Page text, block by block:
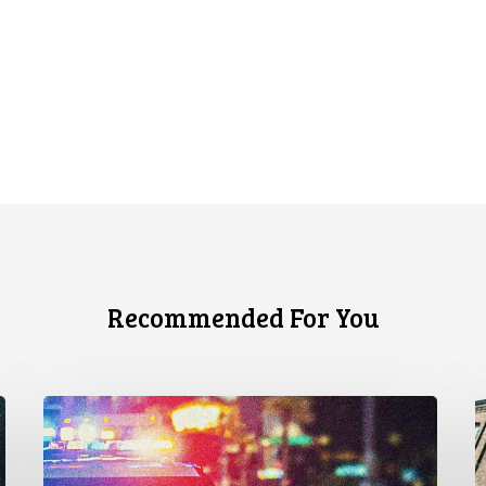
Recommended For You
Appels
en
faveur